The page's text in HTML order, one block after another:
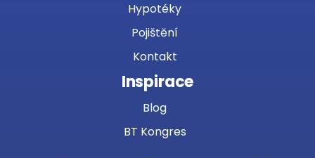
Hypotéky
Pojištění
Kontakt
Inspirace
Blog
BT Kongres